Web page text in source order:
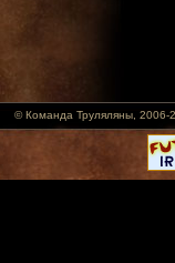
© Команда Труляляны, 2006-